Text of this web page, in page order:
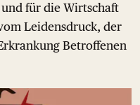
für die Wirtschaft
Leidensdruck, der
Betroffenen